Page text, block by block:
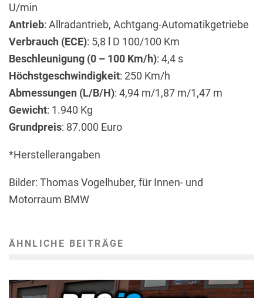
U/min
Antrieb: Allradantrieb, Achtgang-Automatikgetriebe
Verbrauch (ECE): 5,8 l D 100/100 Km
Beschleunigung (0 – 100 Km/h): 4,4 s
Höchstgeschwindigkeit: 250 Km/h
Abmessungen (L/B/H): 4,94 m/1,87 m/1,47 m
Gewicht: 1.940 Kg
Grundpreis: 87.000 Euro
*Herstellerangaben
Bilder: Thomas Vogelhuber, für Innen- und
Motorraum BMW
ÄHNLICHE BEITRÄGE